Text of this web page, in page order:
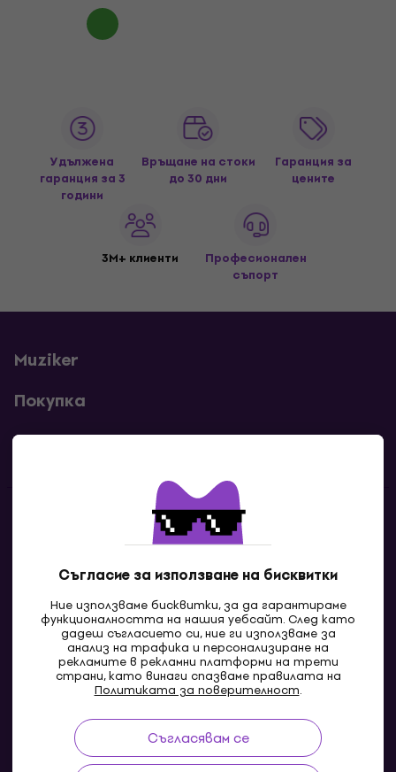
Съгласие за използване на бисквитки
Ние използваме бисквитки, за да гарантираме
функционалността на нашия уебсайт. След като
дадеш съгласието си, ние ги използваме за
анализ на трафика и персонализиране на
рекламите в рекламни платформи на трети
страни, като винаги спазваме правилата на
Политиката за поверителност.
Съгласявам се
Удължена
гаранция за 3
години
Връщане на стоки
до 30 дни
Гаранция за
цените
3M+ клиенти
Професионален
съпорт
Muziker
Покупка
Полезни линкове
Контакти
MK